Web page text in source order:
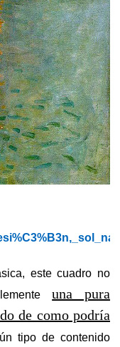
este cuadro no
una pura
de como podría
tipo de contenido